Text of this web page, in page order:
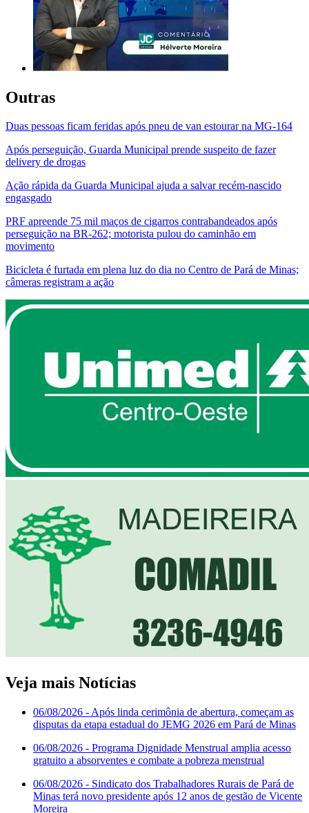
Outras
Duas pessoas ficam feridas após pneu de van estourar na MG-164
Após perseguição, Guarda Municipal prende suspeito de fazer
delivery de drogas
Ação rápida da Guarda Municipal ajuda a salvar recém-nascido
engasgado
PRF apreende 75 mil maços de cigarros contrabandeados após
perseguição na BR-262; motorista pulou do caminhão em
movimento
Bicicleta é furtada em plena luz do dia no Centro de Pará de Minas;
câmeras registram a ação
Veja mais Notícias
06/08/2026 - Após linda cerimônia de abertura, começam as
disputas da etapa estadual do JEMG 2026 em Pará de Minas
06/08/2026 - Programa Dignidade Menstrual amplia acesso
gratuito a absorventes e combate a pobreza menstrual
06/08/2026 - Sindicato dos Trabalhadores Rurais de Pará de
Minas terá novo presidente após 12 anos de gestão de Vicente
Moreira